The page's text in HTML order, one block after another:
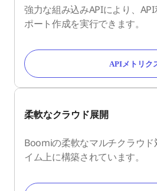
強力な組み込みAPIにより、
ポート作成を実行できます。
APIメトリク
柔軟なクラウド展開
Boomiの柔軟なマルチクラウド
イム上に構築されています。